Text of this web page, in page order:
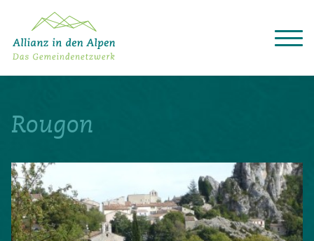
Projekte
Aktuelles
Termine
DeutschItalianoFrançais SlovenščinaEnglish
Rougon